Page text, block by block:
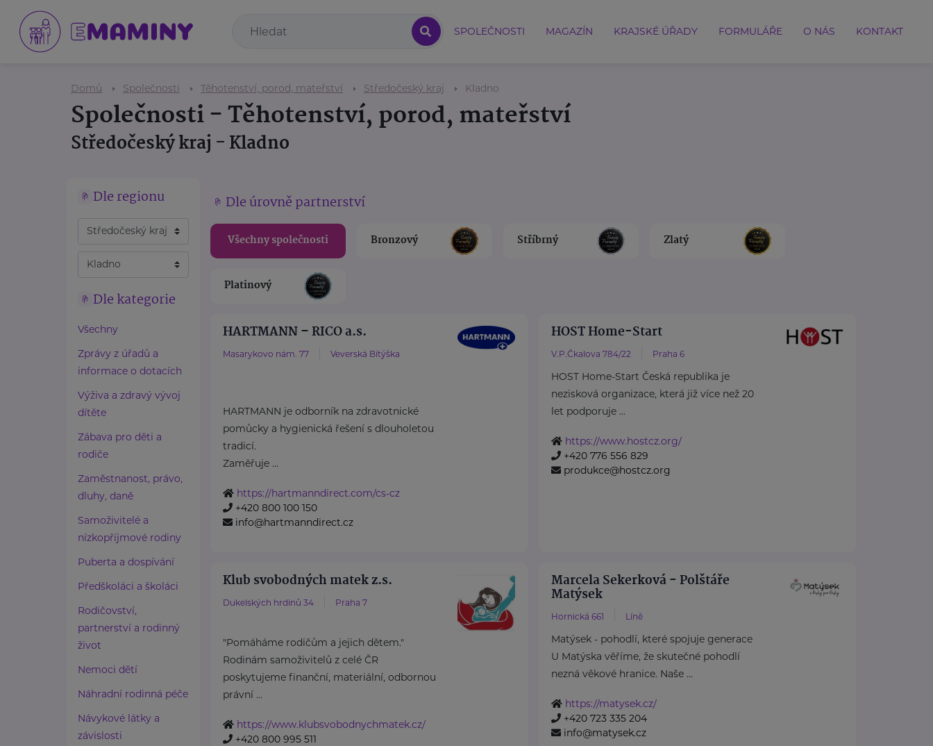
SPOLEČNOSTI MAGAZÍN KRAJSKÉ ÚŘADY FORMULÁŘE O NÁS KONTAKT
Domů Společnosti Těhotenství, porod, mateřství Středočeský kraj Kladno
Společnosti - Těhotenství, porod, mateřství
Středočeský kraj - Kladno
Dle regionu
Dle kategorie
Všechny
Zprávy z úřadů a
informace o dotacích
Výživa a zdravý vývoj
dítěte
Zábava pro děti a
rodiče
Zaměstnanost, právo,
dluhy, daně
Samoživitelé a
nízkopříjmové rodiny
Puberta a dospívání
Předškoláci a školáci
Rodičovství,
partnerství a rodinný
život
Nemoci dětí
Náhradní rodinná péče
Návykové látky a
závislosti
Dle úrovně partnerství
Všechny společnosti Bronzový Stříbrný Zlatý
Platinový
HARTMANN – RICO a.s.
Masarykovo nám. 77 Veverská Bítýška
HARTMANN je odborník na zdravotnické
pomůcky a hygienická řešení s dlouholetou
tradicí.
Zaměřuje ...
https://hartmanndirect.com/cs-cz
+420 800 100 150
info@hartmanndirect.cz
HOST Home-Start
V.P.Čkalova 784/22 Praha 6
HOST Home-Start Česká republika je
nezisková organizace, která již více než 20
let podporuje ...
https://www.hostcz.org/
+420 776 556 829
produkce@hostcz.org
Klub svobodných matek z.s.
Dukelských hrdinů 34 Praha 7
"Pomáháme rodičům a jejich dětem."
Rodinám samoživitelů z celé ČR
poskytujeme finanční, materiální, odbornou
právní ...
https://www.klubsvobodnychmatek.cz/
+420 800 995 511
Marcela Sekerková - Polštáře
Matýsek
Hornická 661 Líně
Matýsek - pohodlí, které spojuje generace
U Matýska věříme, že skutečné pohodlí
nezná věkové hranice. Naše ...
https://matysek.cz/
+420 723 335 204
info@matysek.cz